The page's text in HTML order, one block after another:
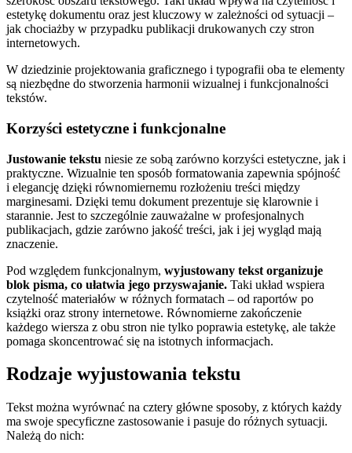
estetykę dokumentu oraz jest kluczowy w zależności od sytuacji –
jak chociażby w przypadku publikacji drukowanych czy stron
internetowych.
W dziedzinie projektowania graficznego i typografii oba te elementy
są niezbędne do stworzenia harmonii wizualnej i funkcjonalności
tekstów.
Korzyści estetyczne i funkcjonalne
Justowanie tekstu niesie ze sobą zarówno korzyści estetyczne, jak i
praktyczne. Wizualnie ten sposób formatowania zapewnia spójność
i elegancję dzięki równomiernemu rozłożeniu treści między
marginesami. Dzięki temu dokument prezentuje się klarownie i
starannie. Jest to szczególnie zauważalne w profesjonalnych
publikacjach, gdzie zarówno jakość treści, jak i jej wygląd mają
znaczenie.
Pod względem funkcjonalnym, wyjustowany tekst organizuje
blok pisma, co ułatwia jego przyswajanie. Taki układ wspiera
czytelność materiałów w różnych formatach – od raportów po
książki oraz strony internetowe. Równomierne zakończenie
każdego wiersza z obu stron nie tylko poprawia estetykę, ale także
pomaga skoncentrować się na istotnych informacjach.
Rodzaje wyjustowania tekstu
Tekst można wyrównać na cztery główne sposoby, z których każdy
ma swoje specyficzne zastosowanie i pasuje do różnych sytuacji.
Należą do nich: